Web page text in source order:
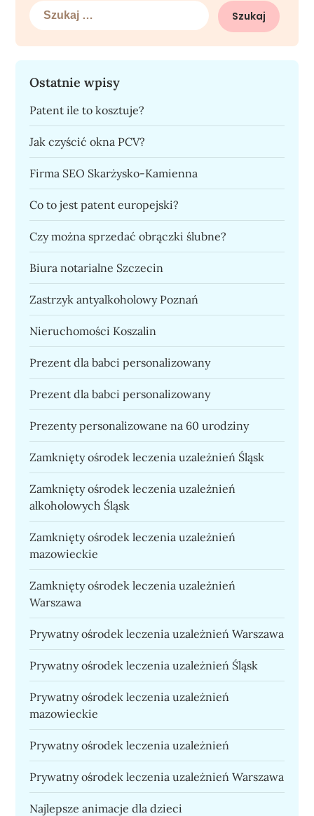
Szukaj:
Ostatnie wpisy
Patent ile to kosztuje?
Jak czyścić okna PCV?
Firma SEO Skarżysko-Kamienna
Co to jest patent europejski?
Czy można sprzedać obrączki ślubne?
Biura notarialne Szczecin
Zastrzyk antyalkoholowy Poznań
Nieruchomości Koszalin
Prezent dla babci personalizowany
Prezent dla babci personalizowany
Prezenty personalizowane na 60 urodziny
Zamknięty ośrodek leczenia uzależnień Śląsk
Zamknięty ośrodek leczenia uzależnień
alkoholowych Śląsk
Zamknięty ośrodek leczenia uzależnień
mazowieckie
Zamknięty ośrodek leczenia uzależnień
Warszawa
Prywatny ośrodek leczenia uzależnień Warszawa
Prywatny ośrodek leczenia uzależnień Śląsk
Prywatny ośrodek leczenia uzależnień
mazowieckie
Prywatny ośrodek leczenia uzależnień
Prywatny ośrodek leczenia uzależnień Warszawa
Najlepsze animacje dla dzieci